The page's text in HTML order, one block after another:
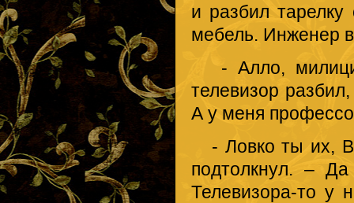
и разбил
мебель. Инженер
- Алло,
телевизор
А у меня
- Ловко ты их,
подтолкнул. –
Телевизора-то у